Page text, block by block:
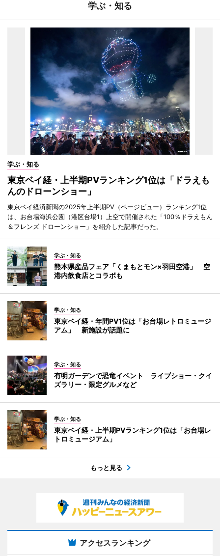
学ぶ・知る
学ぶ・知る
東京ベイ経・上半期PVランキング1位は「ドラえも
んのドローンショー」
東京ベイ経済新聞の2025年上半期PV（ページビュー）ランキング1位
は、お台場海浜公園（港区台場1）上空で開催された「100％ドラえもん
＆フレンズ ドローンショー」を紹介した記事だった。
学ぶ・知る
熊本県産品フェア「くまもとモン×羽田空港」 空
港内飲食店とコラボも
学ぶ・知る
東京ベイ経・年間PV1位は「お台場レトロミュージ
アム」 新施設が話題に
学ぶ・知る
有明ガーデンで恐竜イベント ライブショー・クイ
ズラリー・限定グルメなど
学ぶ・知る
東京ベイ経・上半期PVランキング1位は「お台場レ
トロミュージアム」
もっと見る
アクセスランキング